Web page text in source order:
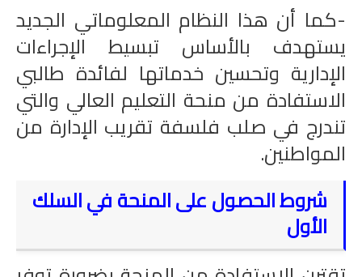
-كما أن هذا النظام المعلوماتي الجديد
يستهدف بالأساس تبسيط الإجراءات
الإدارية وتحسين خدماتها لفائدة طالبي
الاستفادة من منحة التعليم العالي والتي
تندرج في صلب فلسفة تقريب الإدارة من
المواطنين.
شروط الحصول على المنحة في السلك
الأول